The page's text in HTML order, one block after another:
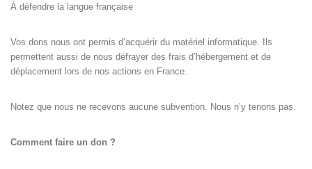
À défendre la langue française
Vos dons nous ont permis d’acquérir du matériel informatique. Ils
permettent aussi de nous défrayer des frais d’hébergement et de
déplacement lors de nos actions en France.
Notez que nous ne recevons aucune subvention. Nous n’y tenons pas.
Comment faire un don ?